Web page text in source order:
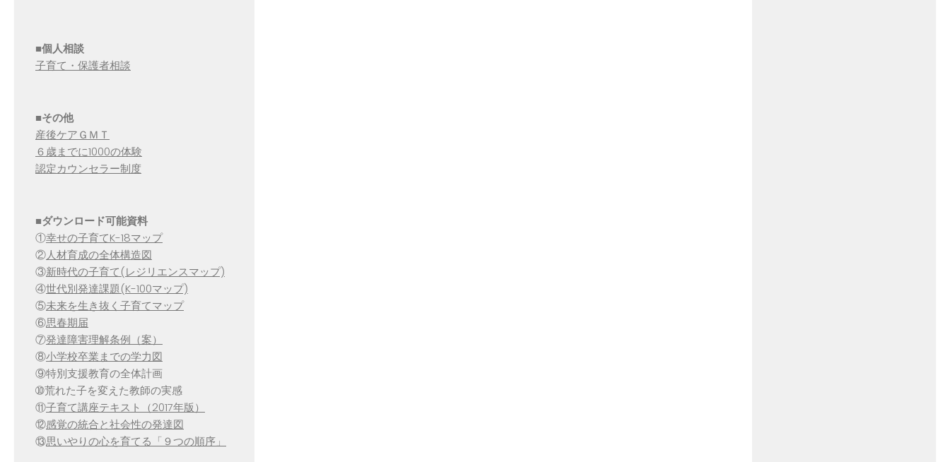
■個人相談
子育て・保護者相談
■その他
産後ケアＧＭＴ
６歳までに1000の体験
認定カウンセラー制度
■ダウンロード可能資料
①幸せの子育てK-18マップ
②人材育成の全体構造図
③新時代の子育て(レジリエンスマップ)
④世代別発達課題(K-100マップ)
⑤未来を生き抜く子育てマップ
⑥思春期届
⑦発達障害理解条例（案）
⑧小学校卒業までの学力図
⑨特別支援教育の全体計画
➉荒れた子を変えた教師の実感
⑪子育て講座テキスト（2017年版）
⑫感覚の統合と社会性の発達図
⑬思いやりの心を育てる「９つの順序」